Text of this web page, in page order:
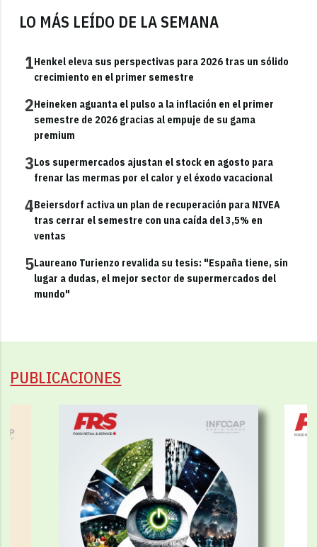
LO MÁS LEÍDO DE LA SEMANA
1Henkel eleva sus perspectivas para 2026 tras un sólido
crecimiento en el primer semestre
2Heineken aguanta el pulso a la inflación en el primer
semestre de 2026 gracias al empuje de su gama
premium
3Los supermercados ajustan el stock en agosto para
frenar las mermas por el calor y el éxodo vacacional
4Beiersdorf activa un plan de recuperación para NIVEA
tras cerrar el semestre con una caída del 3,5% en
ventas
5Laureano Turienzo revalida su tesis: "España tiene, sin
lugar a dudas, el mejor sector de supermercados del
mundo"
PUBLICACIONES